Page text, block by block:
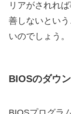
リアがされれ
善しないとい
いのでしょう。
BIOSのダウ